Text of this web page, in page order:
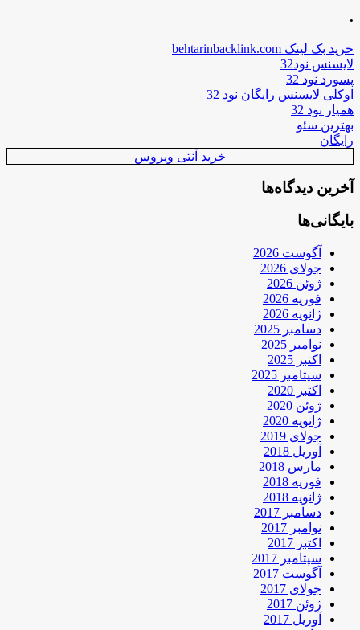
.
خرید بک لینک behtarinbacklink.com
لایسنس نود32
پسورد نود 32
اوکلی لایسنس رایگان نود 32
همیار نود 32
بهترین سئو
رایگان
خرید آنتی ویروس
آخرین دیدگاه‌ها
بایگانی‌ها
آگوست 2026
جولای 2026
ژوئن 2026
فوریه 2026
ژانویه 2026
دسامبر 2025
نوامبر 2025
اکتبر 2025
سپتامبر 2025
اکتبر 2020
ژوئن 2020
ژانویه 2020
جولای 2019
آوریل 2018
مارس 2018
فوریه 2018
ژانویه 2018
دسامبر 2017
نوامبر 2017
اکتبر 2017
سپتامبر 2017
آگوست 2017
جولای 2017
ژوئن 2017
آوریل 2017